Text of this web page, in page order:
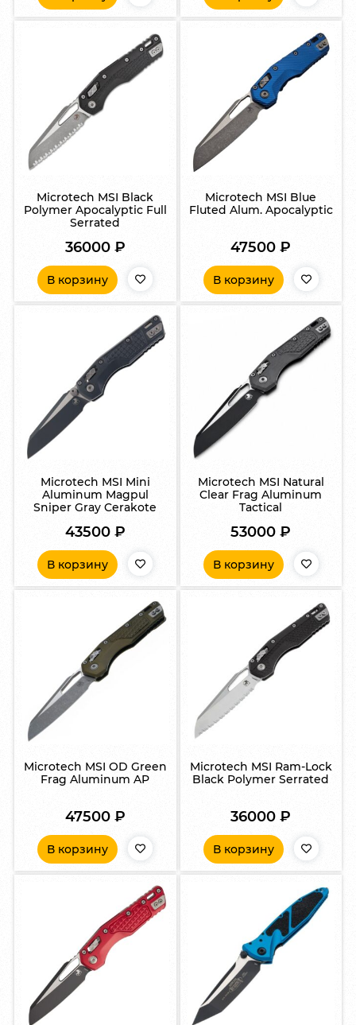
Microtech MSI Black
Polymer Apocalyptic Full
Serrated
36000 ₽
В корзину
Microtech MSI Blue
Fluted Alum. Apocalyptic
47500₽
В корзину
Microtech MSI Mini
Aluminum Magpul
Sniper Gray Cerakote
43500 ₽
В корзину
Microtech MSI Natural
Clear Frag Aluminum
Tactical
53000₽
В корзину
Microtech MSI OD Green
Frag Aluminum AP
47500 ₽
В корзину
Microtech MSI Ram-Lock
Black Polymer Serrated
36000₽
В корзину